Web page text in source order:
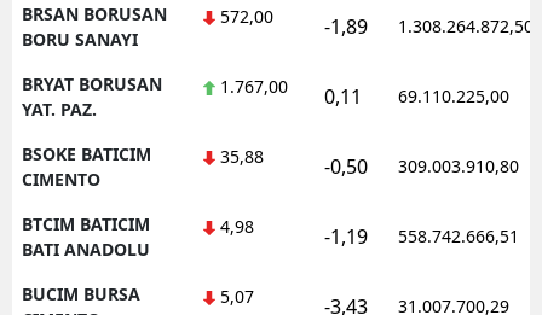
BRSAN BORUSAN
BORU SANAYI
572,00 -1,89 1.308.264.872,50
BRYAT BORUSAN
YAT. PAZ.
1.767,00 0,11 69.110.225,00
BSOKE BATICIM
CIMENTO
35,88 -0,50 309.003.910,80
BTCIM BATICIM
BATI ANADOLU
4,98 -1,19 558.742.666,51
BUCIM BURSA
5,07 -3,43 31.007.700,29